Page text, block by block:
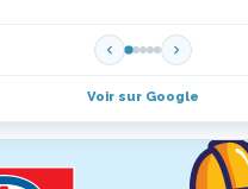
Voir sur Google